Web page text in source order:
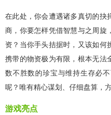
在此处，你会遭遇诸多真切的抉
商，你要怎样凭借智慧与之周旋
资？当你手头拮据时，又该如
携带的物资极为有限，根本无法
数不胜数的珍宝与维持生存必
呢？唯有精心谋划、仔细盘算，
游戏亮点